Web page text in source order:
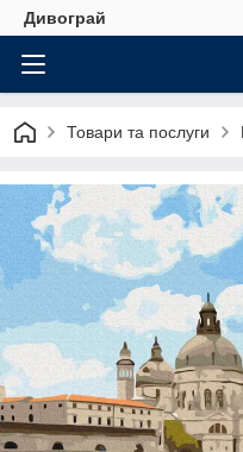
Дивограй
Товари та послуги